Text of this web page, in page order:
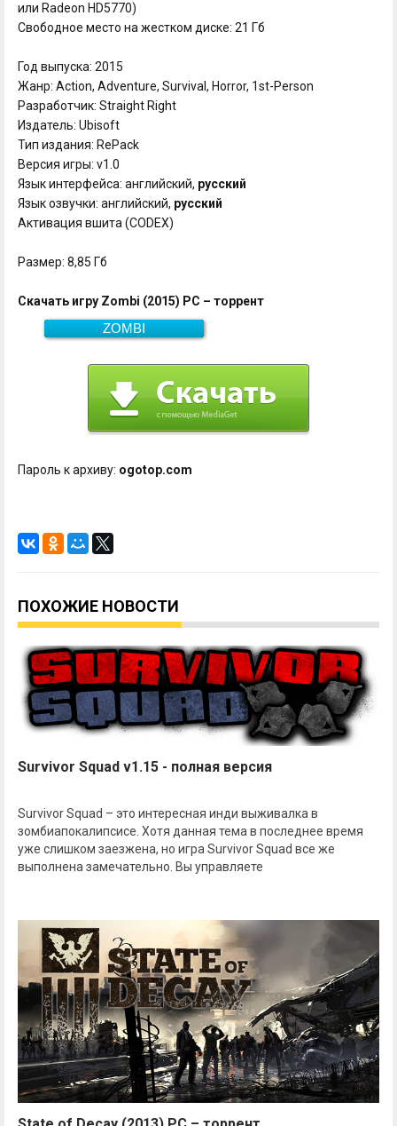
или Radeon HD5770)
Свободное место на жестком диске: 21 Гб
Год выпуска: 2015
Жанр: Action, Adventure, Survival, Horror, 1st-Person
Разработчик: Straight Right
Издатель: Ubisoft
Тип издания: RePack
Версия игры: v1.0
Язык интерфейса: английский, русский
Язык озвучки: английский, русский
Активация вшита (CODEX)
Размер: 8,85 Гб
Скачать игру Zombi (2015) PC – торрент
ZOMBI
8,85 Гб
Скачать
Пароль к архиву: ogotop.com
ПОХОЖИЕ НОВОСТИ
Survivor Squad v1.15 - полная версия
Survivor Squad – это интересная инди выживалка в
зомбиапокалипсисе. Хотя данная тема в последнее время
уже слишком заезжена, но игра Survivor Squad все же
выполнена замечательно. Вы управляете